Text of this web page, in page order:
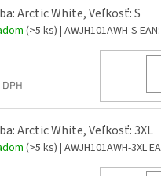
Arctic White, Veľkosť: S
(>5 ks) | AWJH101AWH-S EAN:
Arctic White, Veľkosť: 3XL
(>5 ks) | AWJH101AWH-3XL